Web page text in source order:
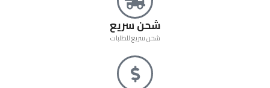
شحن سريع
شحن سريع للطلبات